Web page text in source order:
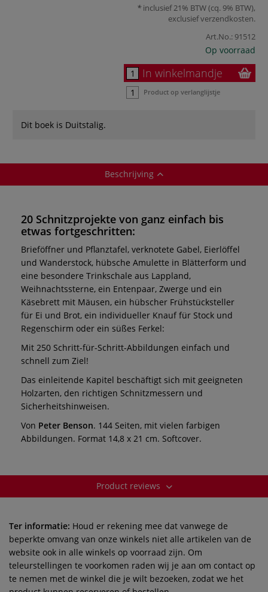
inclusief 21% BTW (cq. 9% BTW),
exclusiefverzendkosten.
Art.No.: 91512
Op voorraad
In winkelmandje
Product op verlanglijstje
Dit boek is Duitstalig.
Beschrijving
20 Schnitzprojekte von ganz einfach bis
etwas fortgeschritten:
Brieföffner und Pflanztafel, verknotete Gabel, Eierlöffel
und Wanderstock, hübsche Amulette in Blätterform und
eine besondere Trinkschale aus Lappland,
Weihnachtssterne, ein Entenpaar, Zwerge und ein
Käsebrett mit Mäusen, ein hübscher Frühstücksteller
für Ei und Brot, ein individueller Knauf für Stock und
Regenschirm oder ein süßes Ferkel:
Mit 250 Schritt-für-Schritt-Abbildungen einfach und
schnell zum Ziel!
Das einleitende Kapitel beschäftigt sich mit geeigneten
Holzarten, den richtigen Schnitzmessern und
Sicherheitshinweisen.
Von Peter Benson. 144 Seiten, mit vielen farbigen
Abbildungen. Format 14,8 x 21 cm. Softcover.
Product reviews
Ter informatie: Houd er rekening mee dat vanwege de
beperkte omvang van onze winkels niet alle artikelen van de
website ook in alle winkels op voorraad zijn. Om
teleurstellingen te voorkomen raden wij je aan om contact op
te nemen met de winkel die je wilt bezoeken, zodat we het